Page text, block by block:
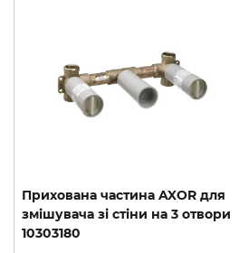
Прихована частина AXOR для
змішувача зі стіни на 3 отвори
10303180